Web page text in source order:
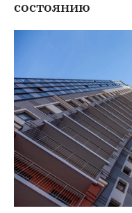
состоянию